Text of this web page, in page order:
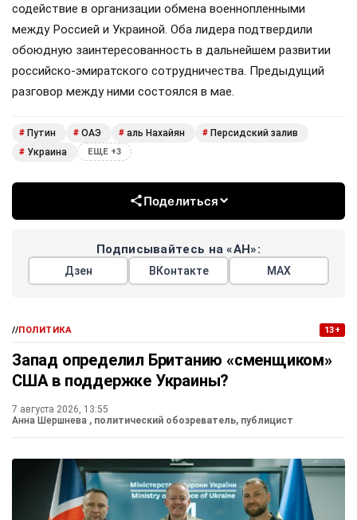
содействие в организации обмена военнопленными
между Россией и Украиной. Оба лидера подтвердили
обоюдную заинтересованность в дальнейшем развитии
российско-эмиратского сотрудничества. Предыдущий
разговор между ними состоялся в мае.
# Путин # ОАЭ # аль Нахайян # Персидский залив
# Украина ЕЩЕ +3
Поделиться
Подписывайтесь на «АН»:
Дзен ВКонтакте МАХ
//ПОЛИТИКА 13+
Запад определил Британию «сменщиком»
США в поддержке Украины?
7 августа 2026, 13:55
Анна Шершнева , политический обозреватель, публицист